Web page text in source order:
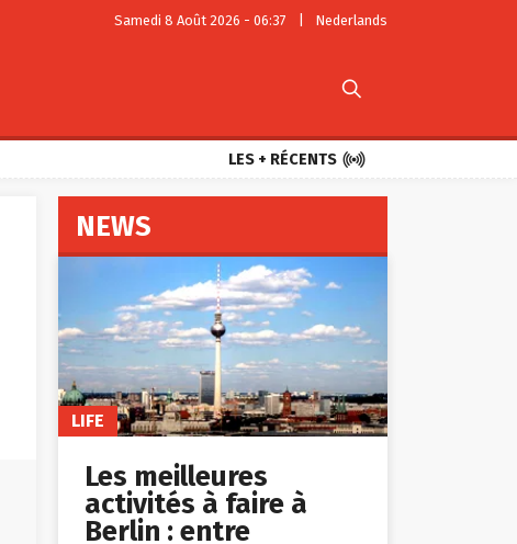
Samedi 8 Août 2026 - 06:37 Nederlands

LES + RÉCENTS 
NEWS
LIFE
Les meilleures
activités à faire à
Berlin : entre